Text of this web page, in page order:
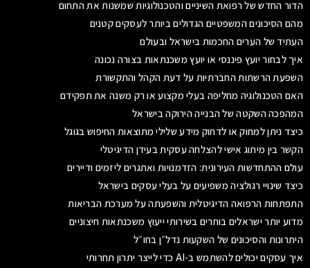
הדור החדש של רפואת השיניים והטכנולוגיות שמשנות את התחום
מהם הסיכונים המשפטיים הגדולים ביותר לעסקים קטנים
העתיד של הערים החכמות בישראל ובעולם
איך לבחור יועץ פיננסי או יועץ משכנתאות בצורה נכונה
השפעת הרשתות החברתיות על דעת הקהל והתקשורת
האם הטכנולוגיה מחליפה בעלי מקצוע או רק משנה את תפקידם
המהפכה השקטה של הבנייה הירוקה בישראל
כיצד ניתן למחוק או לדחוק מידע שלילי מתוצאות החיפוש בגוגל
הקשר בין מיתוג אישי להצלחה עסקית בעידן הדיגיטלי
עולם ההתחדשות העירונית: הזדמנויות ואתגרים ליזמים ודיירים
כיצד שינויי רגולציה משפיעים על בעלי עסקים בישראל
התפתחות הרפואה הדיגיטלית והשפעתה על מערכת הבריאות
מדוע יותר ישראלים בוחרים בשירותי ייעוץ משכנתאות חיצוניים
היתרונות והסיכונים של השקעות נדל״ן בחו״ל
איך עסקים יכולים להשתמש ב-AI כדי לייצר יתרון תחרותי